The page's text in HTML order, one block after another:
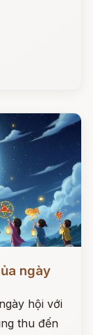
ngày
hội với
thu đến